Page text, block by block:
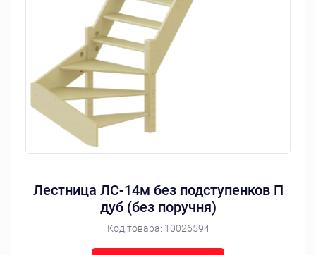
Лестница ЛС-14м без подступенков П
дуб (без поручня)
Код товара: 10026594